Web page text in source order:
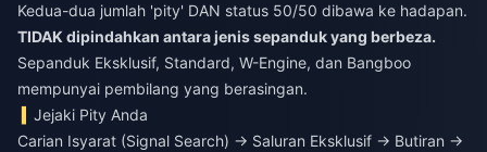
Kedua-dua jumlah 'pity' DAN status 50/50 dibawa ke hadapan.
TIDAK dipindahkan antara jenis sepanduk yang berbeza.
Sepanduk Eksklusif, Standard, W-Engine, dan Bangboo
mempunyai pembilang yang berasingan.
Jejaki Pity Anda
Carian Isyarat (Signal Search) → Saluran Eksklusif → Butiran →